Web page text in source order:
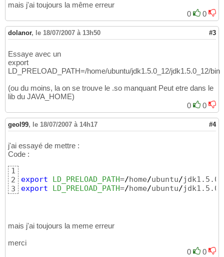
mais j'ai toujours la même erreur
0
0
dolanor, le 18/07/2007 à 13h50 #3
Essaye avec un
export
LD_PRELOAD_PATH=/home/ubuntu/jdk1.5.0_12/jdk1.5.0_12/bin
(ou du moins, la on se trouve le .so manquant Peut etre dans le
lib du JAVA_HOME)
0
0
geol99, le 18/07/2007 à 14h17 #4
j'ai essayé de mettre :
Code :
1
2
3
export LD_PRELOAD_PATH=/home/ubuntu/
export
LD_PRELOAD_PATH=/home/ubuntu/
mais j'ai toujours la meme erreur
merci
0
0